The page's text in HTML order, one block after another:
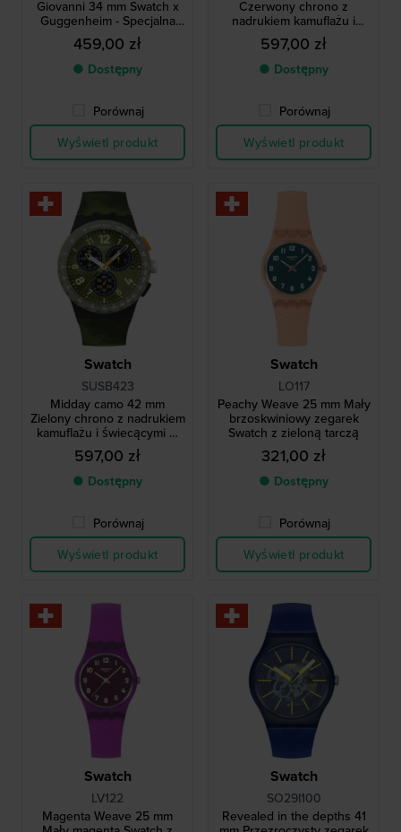
Giovanni 34 mm Swatch x
Guggenheim - Specjalna
edycja zegarka Swatch
459,00 zł
● Dostępny
Porównaj
Wyświetl produkt
Czerwony chrono z
nadrukiem kamuflażu i
świecącymi w ciemności
cyframi
597,00 zł
● Dostępny
Porównaj
Wyświetl produkt
Swatch
SUSB423
Midday camo 42 mm
Zielony chrono z nadrukiem
kamuflażu i świecącymi w
ciemności cyframi
597,00 zł
● Dostępny
Porównaj
Wyświetl produkt
Swatch
LO117
Peachy Weave 25 mm Mały
brzoskwiniowy zegarek
Swatch z zieloną tarczą
321,00 zł
● Dostępny
Porównaj
Wyświetl produkt
Swatch
LV122
Magenta Weave 25 mm
Swatch
SO29I100
Revealed in the depths 41